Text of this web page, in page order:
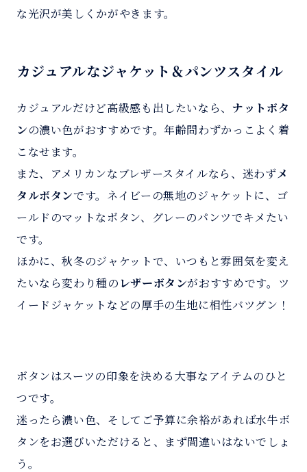
な光沢が美しくかがやきます。
カジュアルなジャケット＆パンツスタイル
カジュアルだけど高級感も出したいなら、 ナットボタ
ンの濃い色がおすすめです。年齢問わずかっこよく着
こなせます。
また、アメリカンなブレザースタイルなら、迷わずメ
タルボタンです。ネイビーの無地のジャケットに、ゴ
ールドのマットなボタン、グレーのパンツでキメたい
です。
ほかに、秋冬のジャケットで、いつもと雰囲気を変え
たいなら変わり種のレザーボタンがおすすめです。ツ
イードジャケットなどの厚手の生地に相性バツグン！
ボタンはスーツの印象を決める大事なアイテムのひと
つです。
迷ったら濃い色、そしてご予算に余裕があれば水牛ボ
タンをお選びいただけると、まず間違いはないでしょ
う。